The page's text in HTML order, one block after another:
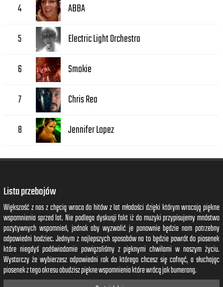
4 ABBA
5 Electric Light Orchestra
6 Smokie
7 Chris Rea
8 Jennifer Lopez
Lista przebojów
Większość z nas z chęcią wraca do hitów z lat młodości dzięki którym wracają piękne
wspomnienia sprzed lat. Nie podlega dyskusji fakt iż do muzyki przypisujemy mnóstwo
pozytywnych wspomnień, jednak aby wyzwolić je ponownie będzie nam potrzebny
odpowiedni bodziec. Jednym z najlepszych sposobów na to będzie powrót do piosenek
które niegdyś podświadomie powiązaliśmy z pięknymi chwilami w naszym życiu.
Wystarczy że wybierzesz odpowiedni rok do którego chcesz się cofnąć, a słuchając
piosenek z tego okresu obudzisz piękne wspomnienia które wrócą jak bumerang.